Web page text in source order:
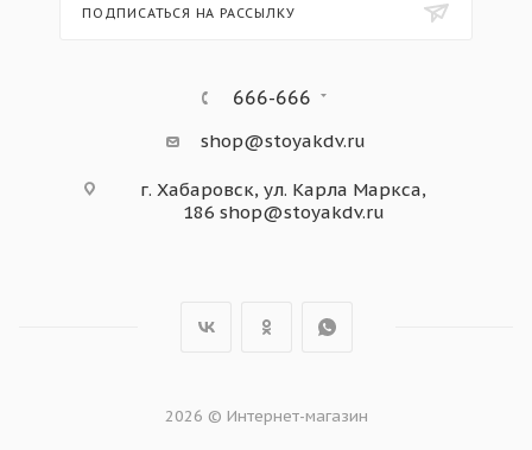
ПОДПИСАТЬСЯ НА РАССЫЛКУ
666-666
shop@stoyakdv.ru
г. Хабаровск, ул. Карла Маркса,
186 shop@stoyakdv.ru
2026 © Интернет-магазин